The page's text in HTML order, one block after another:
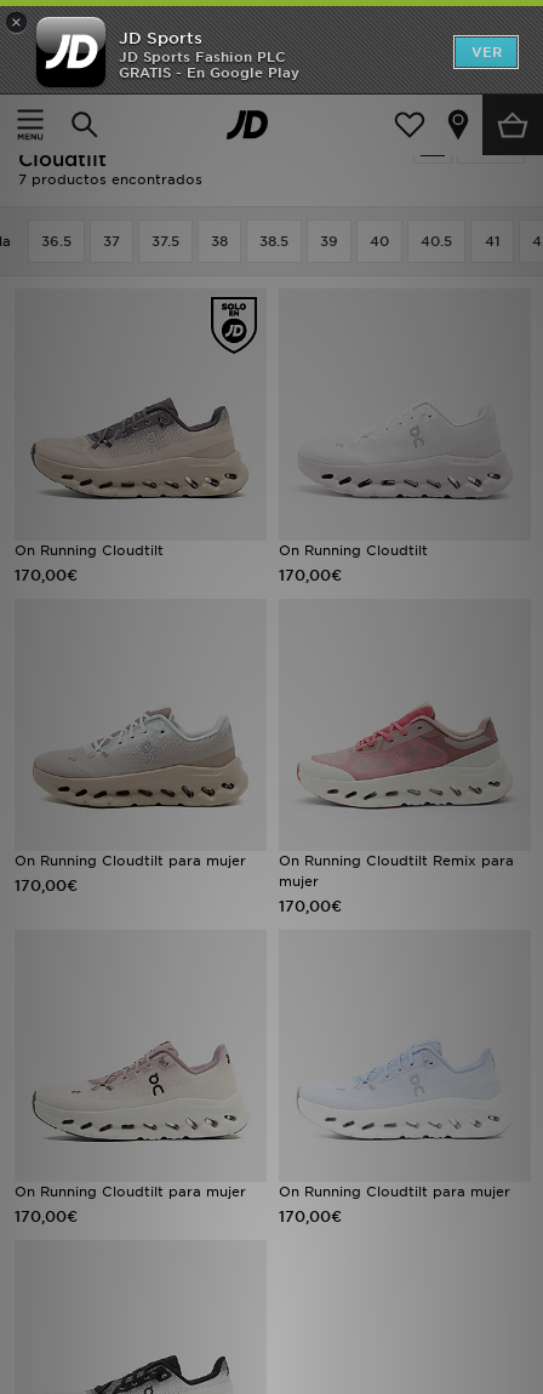
×
JD Sports
JD Sports Fashion PLC
GRATIS - En Google Play
VER
Página principal
Mujer Calzado de mujer Zapatillas
Zapatillas - Running - On Running
Cloudtilt
7 productos encontrados
36.5 37 37.5 38 38.5 39 40 40.5 41
On Running Cloudtilt
170,00€
On Running Cloudtilt
170,00€
On Running Cloudtilt para mujer
170,00€
On Running Cloudtilt Remix para
mujer
170,00€
On Running Cloudtilt para mujer
170,00€
On Running Cloudtilt para mujer
170,00€
Hombre
Mujer
Niños
JD Fútbol
Ofertas
TARJETA REGALO